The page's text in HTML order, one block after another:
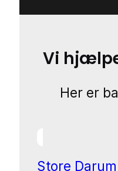
Vi
Her er
Store Darum